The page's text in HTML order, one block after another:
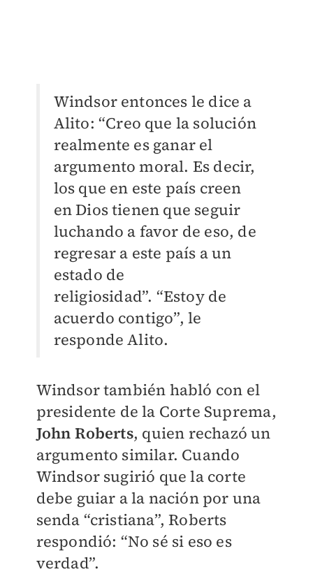
Windsor entonces le dice a
Alito: “Creo que la solución
realmente es ganar el
argumento moral. Es decir,
los que en este país creen
en Dios tienen que seguir
luchando a favor de eso, de
regresar a este país a un
estado de
religiosidad”. “Estoy de
acuerdo contigo”, le
responde Alito.
Windsor también habló con el
presidente de la Corte Suprema,
John Roberts, quien rechazó un
argumento similar. Cuando
Windsor sugirió que la corte
debe guiar a la nación por una
senda “cristiana”, Roberts
respondió: “No sé si eso es
verdad”.